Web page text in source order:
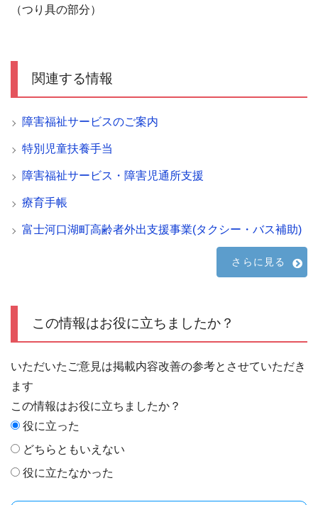
（つり具の部分）
関連する情報
障害福祉サービスのご案内
特別児童扶養手当
障害福祉サービス・障害児通所支援
療育手帳
富士河口湖町高齢者外出支援事業(タクシー・バス補助)
さらに見る
この情報はお役に立ちましたか？
いただいたご意見は掲載内容改善の参考とさせていただき
ます
この情報はお役に立ちましたか？
役に立った
どちらともいえない
役に立たなかった